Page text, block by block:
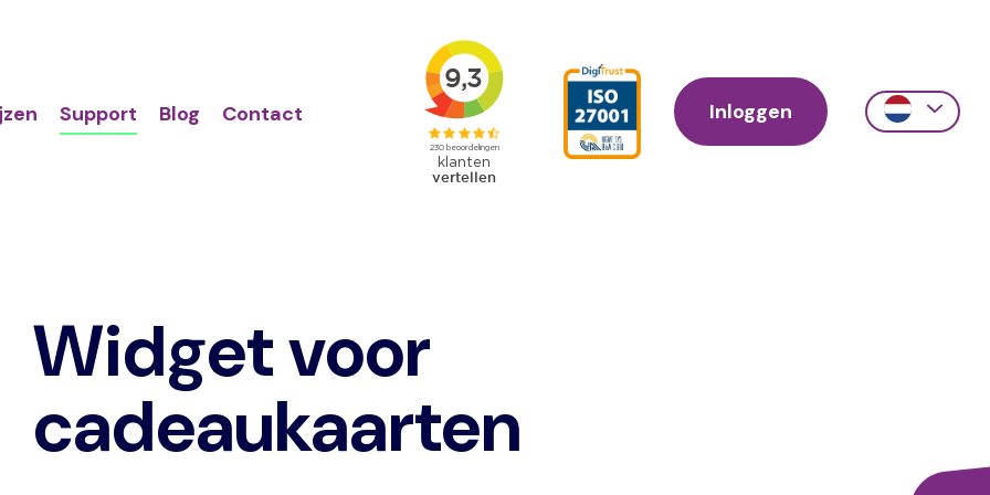
Support Blog Contact
Action
Primair
menu
Inloggen
Action
Widget voor
cadeaukaarten